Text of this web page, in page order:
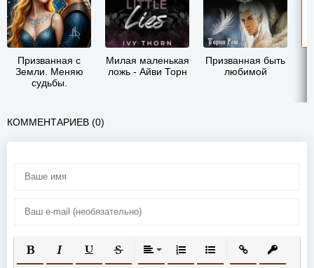
Призванная с
Земли. Меняю
судьбы.
Xarper
Милая маленькая
ложь - Айви Торн
Призванная быть
любимой
КОММЕНТАРИЕВ (0)